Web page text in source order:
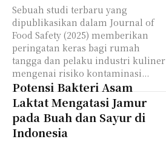
Sebuah studi terbaru yang
dipublikasikan dalam Journal of
Food Safety (2025) memberikan
peringatan keras bagi rumah
tangga dan pelaku industri kuliner
mengenai risiko kontaminasi...
Potensi Bakteri Asam
Laktat Mengatasi Jamur
pada Buah dan Sayur di
Indonesia